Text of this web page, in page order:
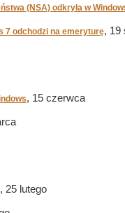
(NSA) odkryła w
7 odchodzi na emeryturę, 19
, 15 czerwca
, 25 lutego